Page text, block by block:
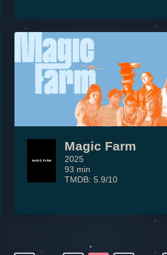
Magic Farm
2025
93 min
TMDB: 5.9/10